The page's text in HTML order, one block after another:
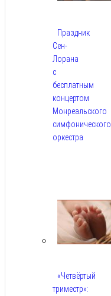
Праздник
Сен-
Лорана
с
бесплатным
концертом
Монреальского
симфонического
оркестра
«Четвёртый
триместр»: